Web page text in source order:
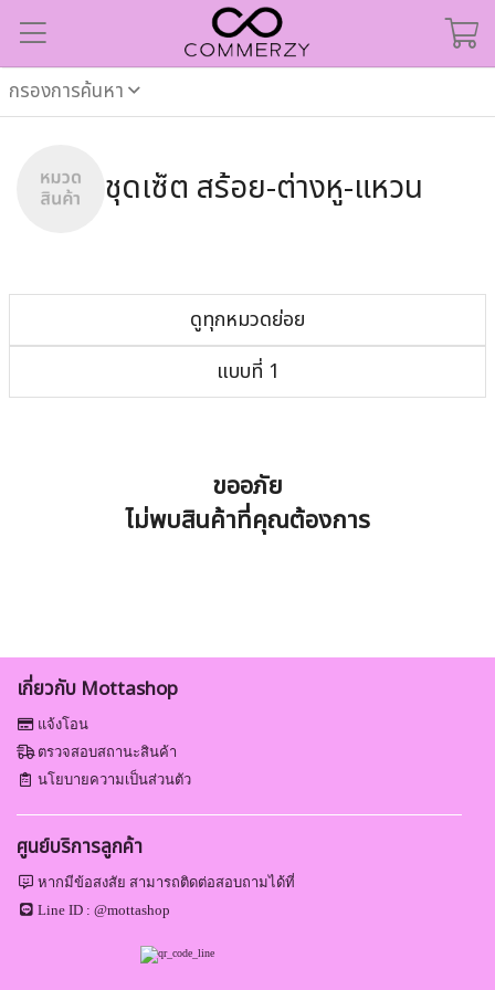
กรองการค้นหา
ชุดเซ็ต สร้อย-ต่างหู-แหวน
ดูทุกหมวดย่อย
แบบที่ 1
ขออภัย
ไม่พบสินค้าที่คุณต้องการ
เกี่ยวกับ Mottashop
แจ้งโอน
ตรวจสอบสถานะสินค้า
นโยบายความเป็นส่วนตัว
ศูนย์บริการลูกค้า
หากมีข้อสงสัย สามารถติดต่อสอบถามได้ที่
Line ID :@mottashop